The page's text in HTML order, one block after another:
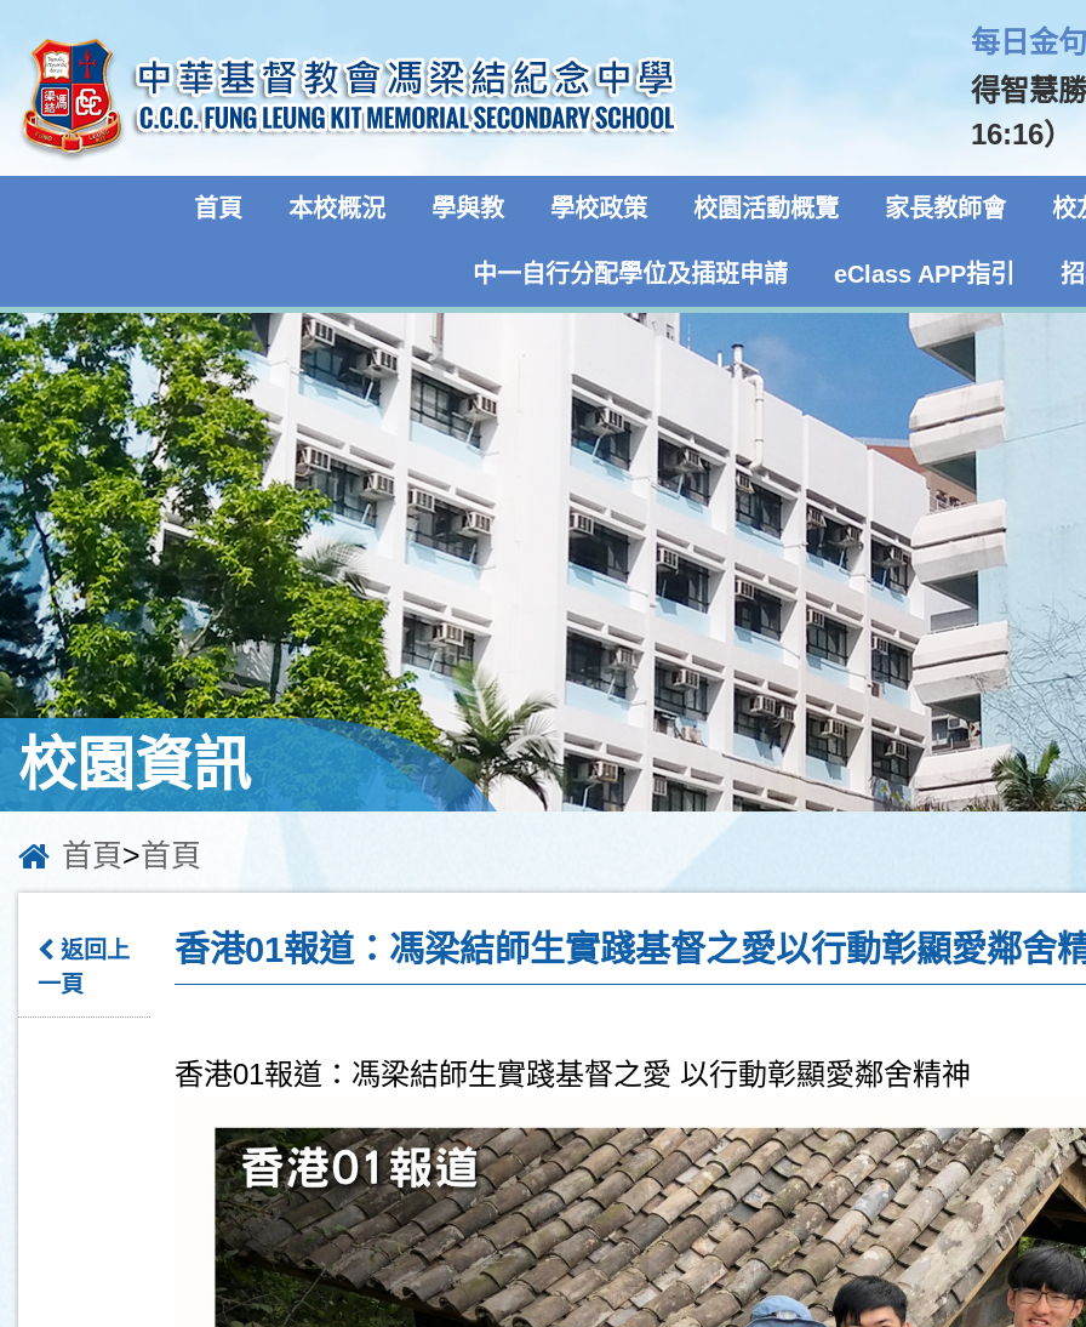
每日金
得智慧
16:16）
首頁 本校概況 學與教 學校政策 校園活動概覽 家長教師會 校
中一自行分配學位及插班申請 eClass APP指引
校園資訊
首頁>首頁
返回上
一頁
香港01報道：馮梁結師生實踐基督之愛以行動彰顯愛鄰舍
香港01報道：馮梁結師生實踐基督之愛 以行動彰顯愛鄰舍精神